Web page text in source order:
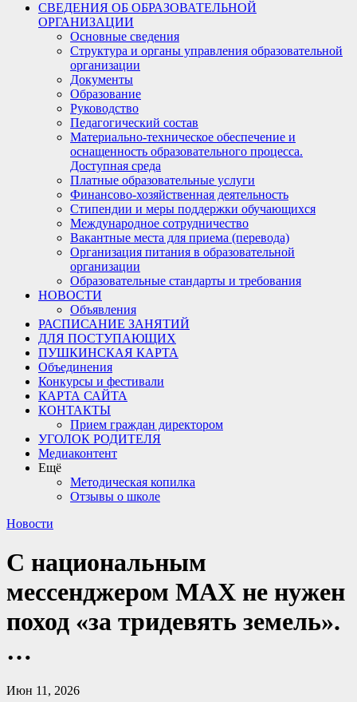
СВЕДЕНИЯ ОБ ОБРАЗОВАТЕЛЬНОЙ
ОРГАНИЗАЦИИ
Основные сведения
Структура и органы управления образовательной
организации
Документы
Образование
Руководство
Педагогический состав
Материально-техническое обеспечение и
оснащенность образовательного процесса.
Доступная среда
Платные образовательные услуги
Финансово-хозяйственная деятельность
Стипендии и меры поддержки обучающихся
Международное сотрудничество
Вакантные места для приема (перевода)
Организация питания в образовательной
организации
Образовательные стандарты и требования
НОВОСТИ
Объявления
РАСПИСАНИЕ ЗАНЯТИЙ
ДЛЯ ПОСТУПАЮЩИХ
ПУШКИНСКАЯ КАРТА
Объединения
Конкурсы и фестивали
КАРТА САЙТА
КОНТАКТЫ
Прием граждан директором
УГОЛОК РОДИТЕЛЯ
Медиаконтент
Ещё
Методическая копилка
Отзывы о школе
Новости
С национальным
мессенджером MAX не нужен
поход «за тридевять земель».
…
Июн 11, 2026